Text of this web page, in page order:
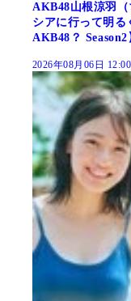
AKB48山根涼羽
シアに行って明る
AKB48？ Season2
2026年08月06日 12:00